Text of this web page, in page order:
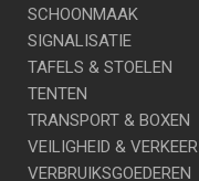
SCHOONMAAK
SIGNALISATIE
TAFELS & STOELEN
TENTEN
TRANSPORT & BOXEN
VEILIGHEID & VERKEER
VERBRUIKSGOEDEREN